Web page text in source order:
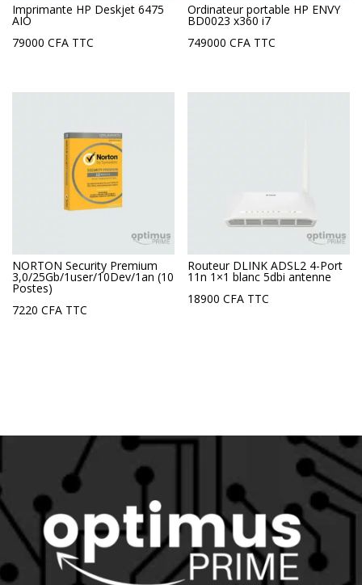
Imprimante HP Deskjet 6475
AIO
79000 CFA TTC
Ordinateur portable HP ENVY
BD0023 x360 i7
749000CFA TTC
NORTON Security Premium
3,0/25Gb/1user/10Dev/1an (10
Postes)
7220 CFA TTC
Routeur DLINK ADSL2 4-Port
11n 1×1 blanc 5dbi antenne
18900CFA TTC